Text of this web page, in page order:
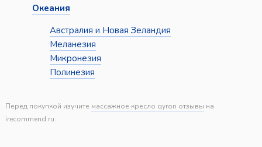
Океания
Австралия и Новая Зеландия
Меланезия
Микронезия
Полинезия
Перед покупкой изучите массажное кресло qyron отзывы на
irecommend.ru.